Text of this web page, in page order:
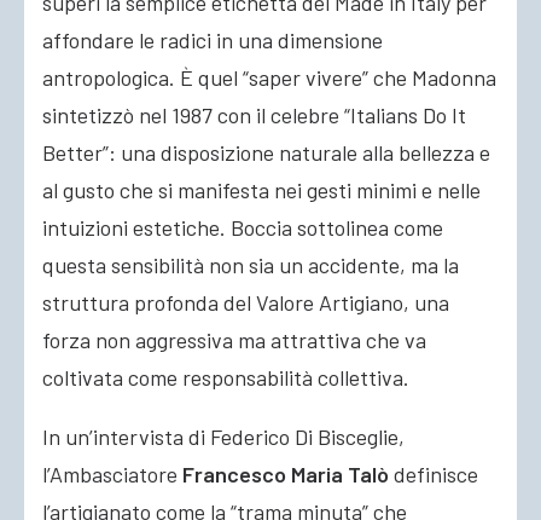
affondare le radici in una dimensione
antropologica. È quel “saper vivere” che Madonna
sintetizzò nel 1987 con il celebre “Italians Do It
Better”: una disposizione naturale alla bellezza e
al gusto che si manifesta nei gesti minimi e nelle
intuizioni estetiche. Boccia sottolinea come
questa sensibilità non sia un accidente, ma la
struttura profonda del Valore Artigiano, una
forza non aggressiva ma attrattiva che va
coltivata come responsabilità collettiva.
In un’intervista di Federico Di Bisceglie,
l’Ambasciatore Francesco Maria Talò definisce
l’artigianato come la “trama minuta” che